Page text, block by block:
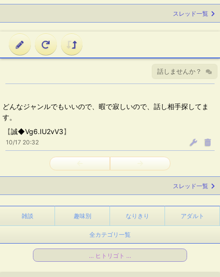
スレッド一覧
話しませんか？
どんなジャンルでもいいので、暇で寂しいので、話し相手探してま
す。
【誠◆Vg6.IU2vV3】
10/17 20:32
← →
スレッド一覧
雑談 趣味別 なりきり アダルト
全カテゴリ一覧
… ヒトリゴト …